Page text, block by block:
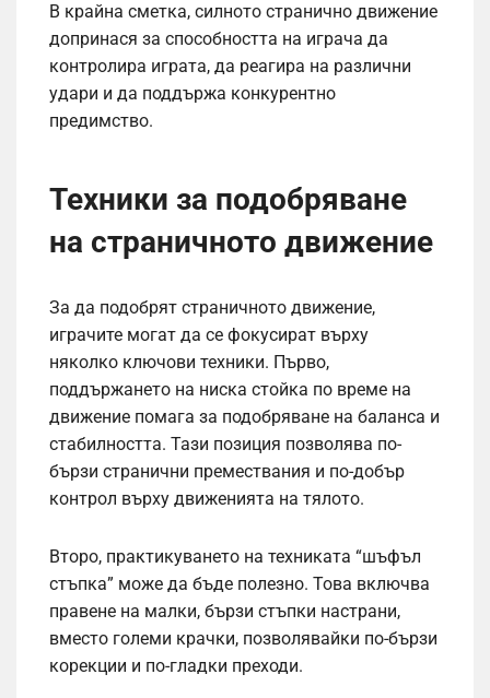
В крайна сметка, силното странично движение
допринася за способността на играча да
контролира играта, да реагира на различни
удари и да поддържа конкурентно
предимство.
Техники за подобряване
на страничното движение
За да подобрят страничното движение,
играчите могат да се фокусират върху
няколко ключови техники. Първо,
поддържането на ниска стойка по време на
движение помага за подобряване на баланса и
стабилността. Тази позиция позволява по-
бързи странични премествания и по-добър
контрол върху движенията на тялото.
Второ, практикуването на техниката “шъфъл
стъпка” може да бъде полезно. Това включва
правене на малки, бързи стъпки настрани,
вместо големи крачки, позволявайки по-бързи
корекции и по-гладки преходи.